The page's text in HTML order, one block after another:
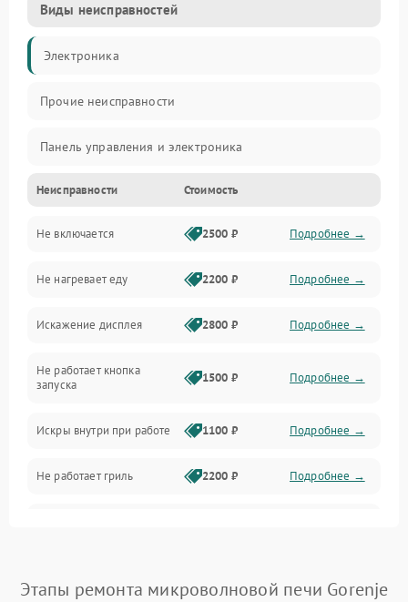
Виды неисправностей
Электроника
Прочие неисправности
Панель управления и электроника
Дверца и корпус
Механика и внутренние элементы
Механические повреждения
Питание и запуск
Нагрев и приготовление
Программное обеспечение
Неисправности Стоимость
Не включается 2500 ₽ Подробнее →
Не нагревает еду 2200 ₽ Подробнее →
Искажение дисплея 2800 ₽ Подробнее →
Не работает кнопка
запуска
1500 ₽ Подробнее →
Искры внутри при работе 1100 ₽ Подробнее →
Не работает гриль 2200 ₽ Подробнее →
Подробнее →
Этапы ремонта микроволновой печи Gorenje